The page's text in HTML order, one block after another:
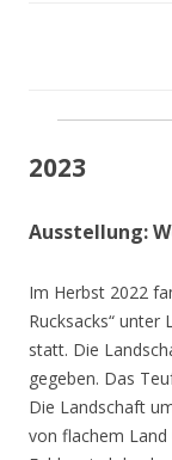
2023
Ausstellung:
Im Herbst 2022
Rucksacks“ unter
statt. Die
gegeben. Das
Die Landschaft
von flachem